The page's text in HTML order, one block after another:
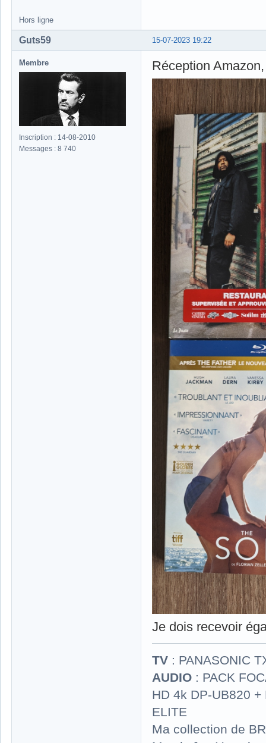
Hors ligne
15-07-2023 19:22
Guts59
Membre
Inscription : 14-08-2010
Messages : 8 740
Réception
Je dois recevoir
TV : PANASONIC
AUDIO : PACK
HD 4k DP-UB820
ELITE
Ma collection de